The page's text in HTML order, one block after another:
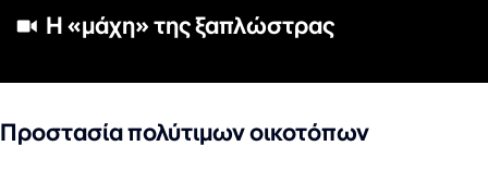
Η «μάχη» της ξαπλώστρας
Προστασία πολύτιμων οικοτόπων